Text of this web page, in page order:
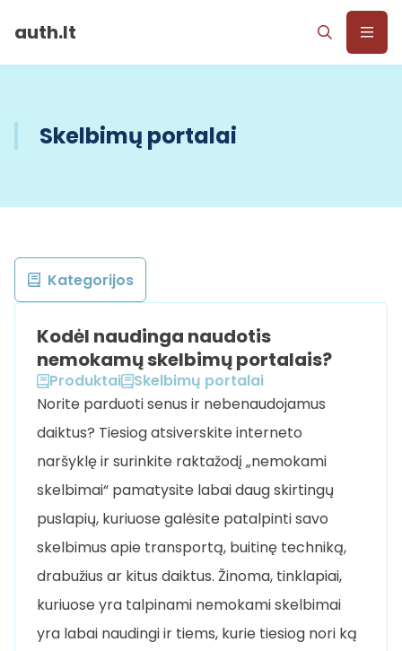
auth.lt
Skelbimų portalai
Kodėl naudinga naudotis
nemokamų skelbimų portalais?
Produktai
Skelbimų portalai
Norite parduoti senus ir nebenaudojamus
daiktus? Tiesiog atsiverskite interneto
naršyklę ir surinkite raktažodį „nemokami
skelbimai“ pamatysite labai daug skirtingų
puslapių, kuriuose galėsite patalpinti savo
skelbimus apie transportą, buitinę techniką,
drabužius ar kitus daiktus. Žinoma, tinklapiai,
kuriuose yra talpinami nemokami skelbimai
yra labai naudingi ir tiems, kurie tiesiog nori ką
Kategorijos